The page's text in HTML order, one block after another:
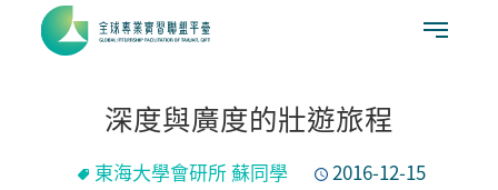
深度與廣度的壯遊旅程
東海大學會研所 蘇同學 2016-12-15